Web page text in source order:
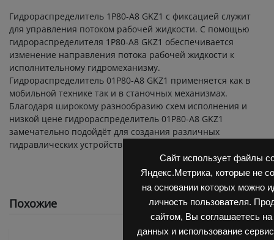
Сайт использует файлы
Яндекс.Метрика, которые не
на основании которых можно
личность пользователя.
сайтом, Вы соглашаетесь на
данных и использование
Гидрораспределитель 1P80-A8 GKZ1 с фиксацией служит
для управления потоком рабочей жидкости. С помощью
гидрораспределителя 1P80-A8 GKZ1 обеспечивается
изменение направления потока рабочей жидкости к
исполнительному гидромеханизму.
Гидрораспределитель 01Р80-A8 GKZ1 применяется как в
мобильной технике так и в станочных механизмах.
Благодаря широкому разнообразию схем исполнения и
низкой цене гидрораспределитель 01P80-A8 GKZ1
замечательно подойдёт для создания различных
гидравлических устройств и механизмов.
Похожие